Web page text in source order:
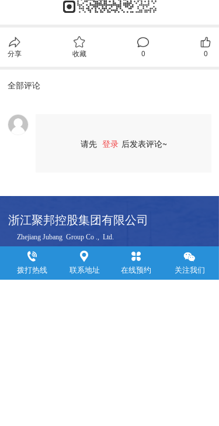
分享 收藏 0 0
全部评论
请先 登录 后发表评论~
浙江聚邦控股集团有限公司
     Zhejiang Jubang  Group Co .,  Ltd.
联系电话： 0571-88899309
邮箱：yemin@jubanggroup.com.cn
拨打热线 联系地址 在线预约 关注我们